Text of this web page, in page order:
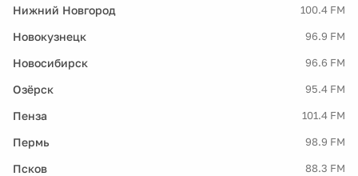
Нижний Новгород 100.4 FM
Новокузнецк 96.9 FM
Новосибирск 96.6 FM
Озёрск 95.4 FM
Пенза 101.4 FM
Пермь 98.9 FM
Псков 88.3 FM